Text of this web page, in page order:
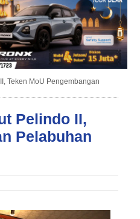
Teken MoU Pengembangan
Pelindo II,
Pelabuhan